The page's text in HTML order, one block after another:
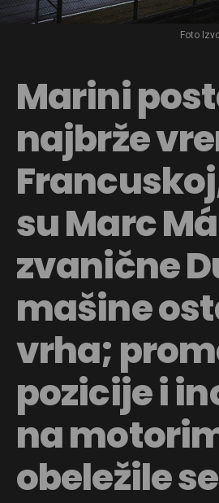
Foto
Marini
najbrže
su Marc
zvanične
mašine
vrha;
pozicije i
na
obeležile